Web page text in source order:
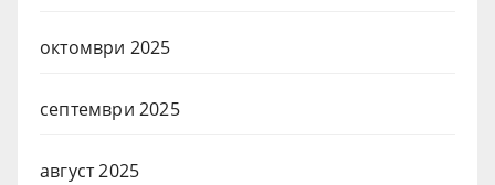
октомври 2025
септември 2025
август 2025